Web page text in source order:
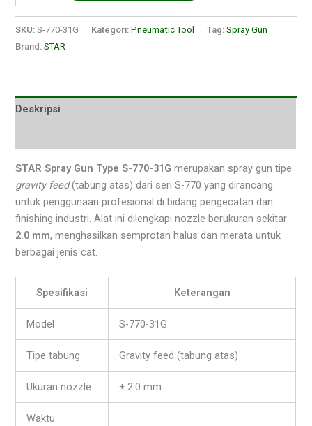
SKU:S-770-31G Kategori:Pneumatic Tool Tag:Spray Gun
Brand:STAR
Deskripsi
STAR Spray Gun Type S-770-31G merupakan spray gun tipe
gravity feed(tabung atas) dari seri S-770 yang dirancang
untuk penggunaan profesional di bidang pengecatan dan
finishing industri. Alat ini dilengkapi nozzle berukuran sekitar
2.0 mm, menghasilkan semprotan halus dan merata untuk
berbagai jenis cat.
Spesifikasi Keterangan
Model S-770-31G
Tipe tabung Gravity feed (tabung atas)
Ukuran nozzle ± 2.0 mm
Waktu